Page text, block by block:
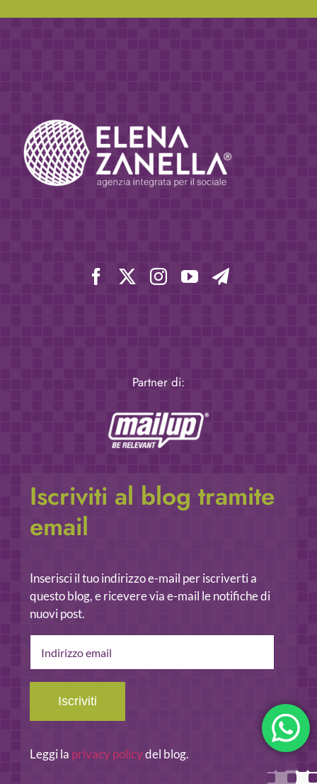
Partner di:
Iscriviti al blog tramite
email
Inserisci il tuo indirizzo e-mail per iscriverti a
questo blog, e ricevere via e-mail le notifiche di
nuovi post.
email
Iscriviti
Leggi la privacy policydel blog.